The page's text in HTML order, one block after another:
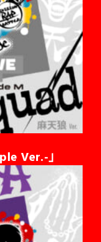
Ver.-」